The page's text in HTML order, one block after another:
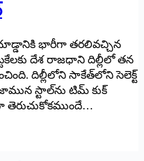
భారీగా తరలివచ్చిన
దేశ రాజధాని దిల్లీలో తన
దిల్లీలోని సాకేత్‌లోని సెలెక్ట్
స్టాల్‌ను టిమ్‌ ‌కుక్‌
తెరుచుకోకముందే…